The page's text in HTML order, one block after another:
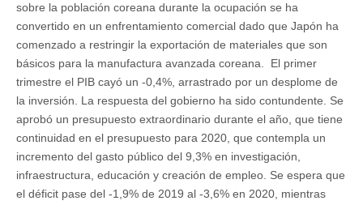
sobre la población coreana durante la ocupación se ha
convertido en un enfrentamiento comercial dado que Japón ha
comenzado a restringir la exportación de materiales que son
básicos para la manufactura avanzada coreana. El primer
trimestre el PIB cayó un -0,4%, arrastrado por un desplome de
la inversión. La respuesta del gobierno ha sido contundente. Se
aprobó un presupuesto extraordinario durante el año, que tiene
continuidad en el presupuesto para 2020, que contempla un
incremento del gasto público del 9,3% en investigación,
infraestructura, educación y creación de empleo. Se espera que
el déficit pase del -1,9% de 2019 al -3,6% en 2020, mientras